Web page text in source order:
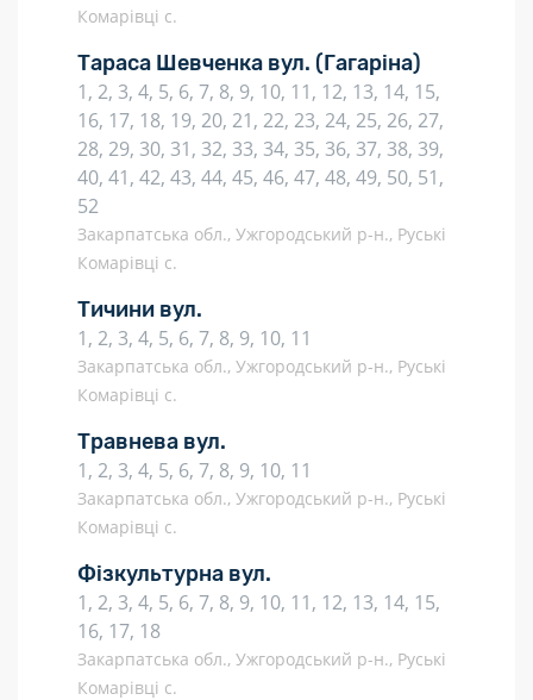
Комарівці с.
Тараса Шевченка вул. (Гагаріна)
1, 2, 3, 4, 5, 6, 7, 8, 9, 10, 11, 12, 13, 14, 15,
16, 17, 18, 19, 20, 21, 22, 23, 24, 25, 26, 27,
28, 29, 30, 31, 32, 33, 34, 35, 36, 37, 38, 39,
40, 41, 42, 43, 44, 45, 46, 47, 48, 49, 50, 51,
52
Закарпатська обл., Ужгородський р-н., Руські
Комарівці с.
Тичини вул.
1, 2, 3, 4, 5, 6, 7, 8, 9, 10, 11
Закарпатська обл., Ужгородський р-н., Руські
Комарівці с.
Травнева вул.
1, 2, 3, 4, 5, 6, 7, 8, 9, 10, 11
Закарпатська обл., Ужгородський р-н., Руські
Комарівці с.
Фізкультурна вул.
1, 2, 3, 4, 5, 6, 7, 8, 9, 10, 11, 12, 13, 14, 15,
16, 17, 18
Закарпатська обл., Ужгородський р-н., Руські
Комарівці с.